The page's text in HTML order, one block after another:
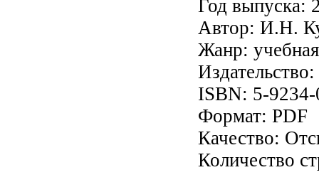
Год выпуска:
Автор: И.Н.
Жанр:
ISBN: 5-
Формат: PDF
Качество:
Количество